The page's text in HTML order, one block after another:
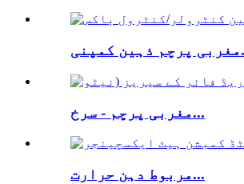
مغربی پرچم - سرخ...
مربوط دہن حرارت...